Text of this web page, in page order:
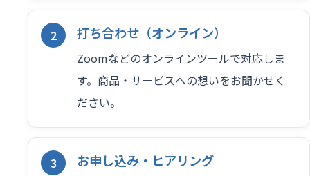
打ち合わせ（オンライン）
Zoomなどのオンラインツールで対応しま
す。商品・サービスへの想いをお聞かせく
ださい。
お申し込み・ヒアリング